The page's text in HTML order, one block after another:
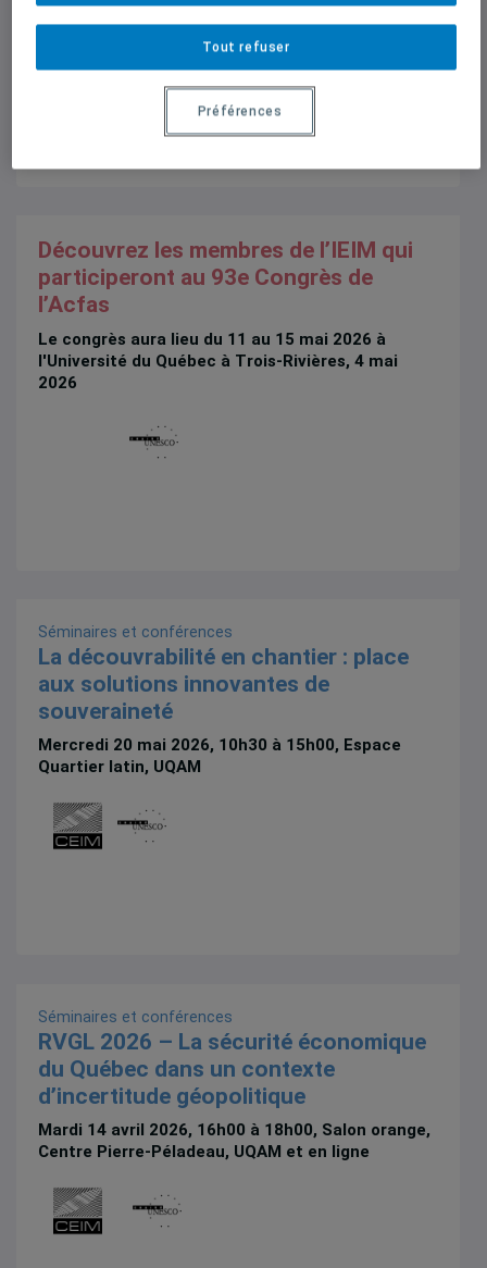
Découvrez les membres de l’IEIM qui
participeront au 93e Congrès de
l’Acfas
Le congrès aura lieu du 11 au 15 mai 2026 à
l'Université du Québec à Trois-Rivières, 4 mai
2026
Séminaires et conférences
La découvrabilité en chantier : place
aux solutions innovantes de
souveraineté
Mercredi 20 mai 2026, 10h30 à 15h00, Espace
Quartier latin, UQAM
Séminaires et conférences
RVGL 2026 – La sécurité économique
du Québec dans un contexte
d’incertitude géopolitique
Mardi 14 avril 2026, 16h00 à 18h00, Salon orange,
Centre Pierre-Péladeau, UQAM et en ligne
Tout refuser
Préférences